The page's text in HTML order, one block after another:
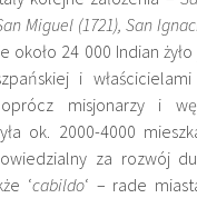
Miguel (1721), San
około 24 000 Indian
i
misjonarzy i
ok. 2000-4000
za rozwój
‘cabildo‘ – rade